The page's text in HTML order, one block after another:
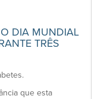
DIA MUNDIAL
TRÊS
que esta